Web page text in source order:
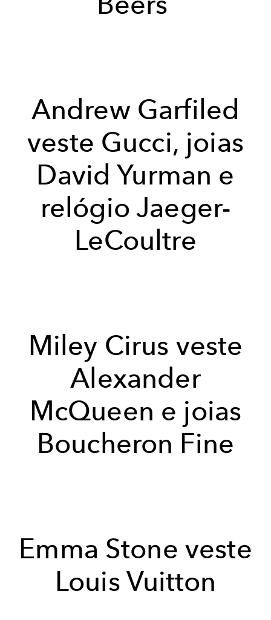
Andrew Garfiled
veste Gucci, joias
David Yurman e
relógio Jaeger-
LeCoultre
Miley Cirus veste
Alexander
McQueen e joias
Boucheron Fine
Emma Stone veste
Louis Vuitton